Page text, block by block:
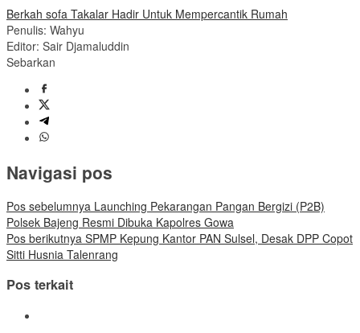
Berkah sofa Takalar Hadir Untuk Mempercantik Rumah
Penulis: Wahyu
Editor: Sair Djamaluddin
Sebarkan
Navigasi pos
Pos sebelumnya Launching Pekarangan Pangan Bergizi (P2B)
Polsek Bajeng Resmi Dibuka Kapolres Gowa
Pos berikutnya SPMP Kepung Kantor PAN Sulsel, Desak DPP Copot
Sitti Husnia Talenrang
Pos terkait